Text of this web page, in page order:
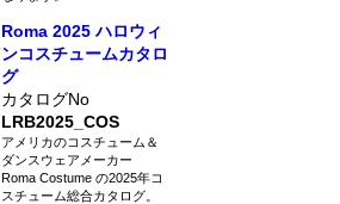
Roma 2025 ハロウィ
ンコスチュームカタロ
グ
カタログNo
LRB2025_COS
アメリカのコスチューム＆
ダンスウェアメーカー
Roma Costume の2025年コ
スチューム総合カタログ。